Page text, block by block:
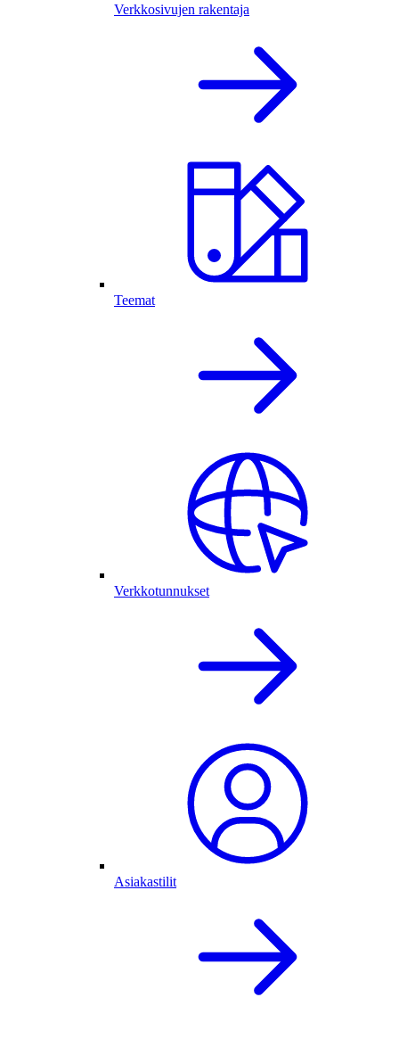
Verkkosivujen rakentaja
Teemat
Verkkotunnukset
Asiakastilit